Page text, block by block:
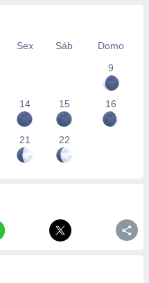
Sex Sáb
Domo
9
14 15 16
21 22